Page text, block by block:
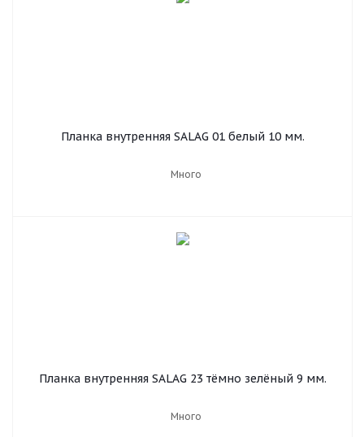
Планка внутренняя SALAG 01 белый 10 мм.
Много
Планка внутренняя SALAG 23 тёмно зелёный 9 мм.
Много